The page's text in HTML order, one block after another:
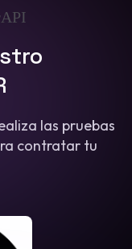
las pruebas
contratar tu